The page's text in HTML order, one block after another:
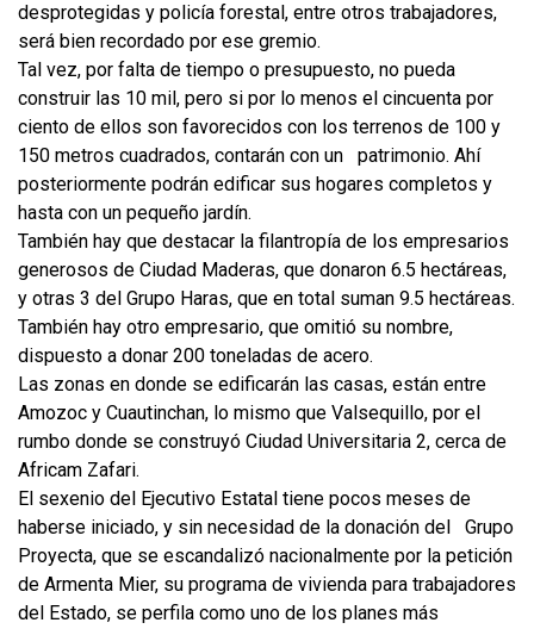
desprotegidas y policía forestal, entre otros trabajadores,
será bien recordado por ese gremio.
Tal vez, por falta de tiempo o presupuesto, no pueda
construir las 10 mil, pero si por lo menos el cincuenta por
ciento de ellos son favorecidos con los terrenos de 100 y
150 metros cuadrados, contarán con un patrimonio. Ahí
posteriormente podrán edificar sus hogares completos y
hasta con un pequeño jardín.
También hay que destacar la filantropía de los empresarios
generosos de Ciudad Maderas, que donaron 6.5 hectáreas,
y otras 3 del Grupo Haras, que en total suman 9.5 hectáreas.
También hay otro empresario, que omitió su nombre,
dispuesto a donar 200 toneladas de acero.
Las zonas en donde se edificarán las casas, están entre
Amozoc y Cuautinchan, lo mismo que Valsequillo, por el
rumbo donde se construyó Ciudad Universitaria 2, cerca de
Africam Zafari.
El sexenio del Ejecutivo Estatal tiene pocos meses de
haberse iniciado, y sin necesidad de la donación del Grupo
Proyecta, que se escandalizó nacionalmente por la petición
de Armenta Mier, su programa de vivienda para trabajadores
del Estado, se perfila como uno de los planes más